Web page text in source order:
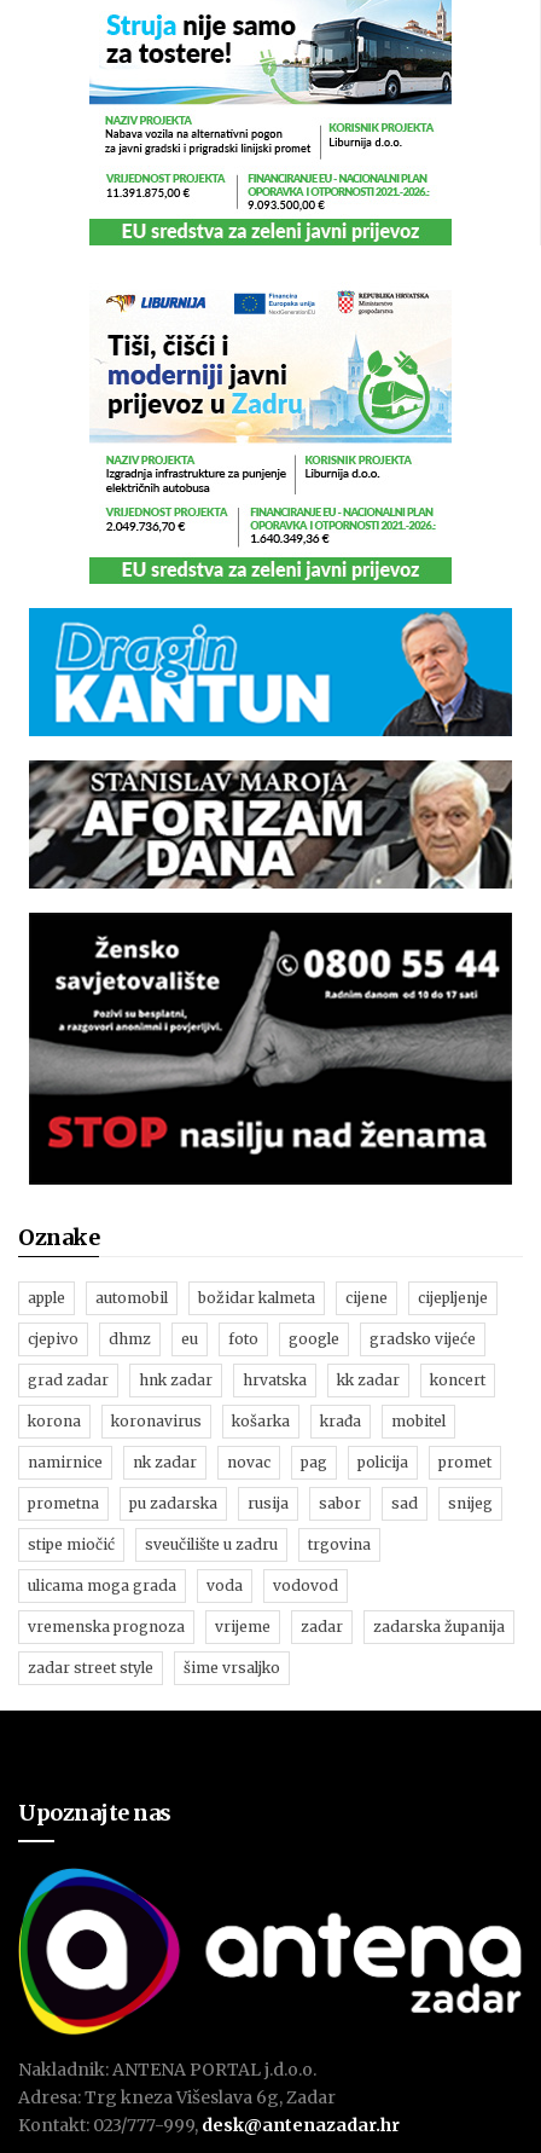
Oznake
apple automobil božidar kalmeta cijene cijepljenje
cjepivo dhmz eu foto google gradsko vijeće
grad zadar hnk zadar hrvatska kk zadar koncert
korona koronavirus košarka krađa mobitel
namirnice nk zadar novac pag policija promet
prometna pu zadarska rusija sabor sad snijeg
stipe miočić sveučilište u zadru trgovina
ulicama moga grada voda vodovod
vremenska prognoza vrijeme zadar zadarska županija
zadar street style šime vrsaljko
Upoznajte nas
Nakladnik: ANTENA PORTAL j.d.o.o.
Adresa: Trg kneza Višeslava 6g, Zadar
Kontakt: 023/777-999, desk@antenazadar.hr